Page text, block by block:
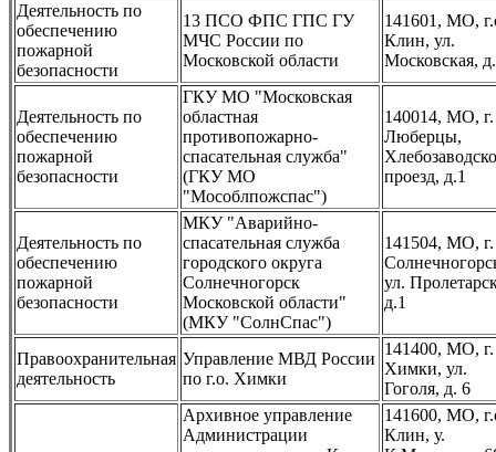
Деятельность по
обеспечению
пожарной
безопасности
13 ПСО ФПС ГПС ГУ
МЧС России по
Московской области
141601, МО,
Клин, ул.
Московская,
Деятельность по
обеспечению
пожарной
безопасности
ГКУ МО "Московская
областная
противопожарно-
спасательная служба"
(ГКУ МО
"Мособлпожспас")
140014, МО, г.
Люберцы,
проезд, д.1
Деятельность по
обеспечению
пожарной
безопасности
МКУ "Аварийно-
спасательная служба
городского округа
Солнечногорск
Московской области"
(МКУ "СолнСпас")
141504, МО, г.
ул.
д.1
Правоохранительная
деятельность
Управление МВД России
по г.о. Химки
141400, МО, г.
Химки, ул.
Гоголя, д. 6
Архивное управление
Администрации
141600, МО,
Клин, у.